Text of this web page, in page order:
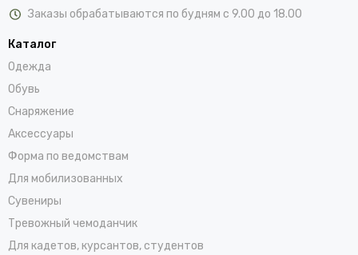
Заказы обрабатываются по будням с 9.00 до 18.00
Каталог
Одежда
Обувь
Снаряжение
Аксессуары
Форма по ведомствам
Для мобилизованных
Сувениры
Тревожный чемоданчик
Для кадетов, курсантов, студентов